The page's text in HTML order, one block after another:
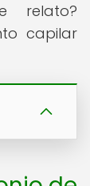
relato?
capilar